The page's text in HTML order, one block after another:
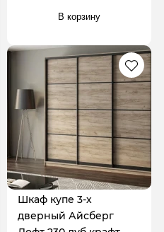
В корзину
Шкаф купе 3-х
дверный Айсберг